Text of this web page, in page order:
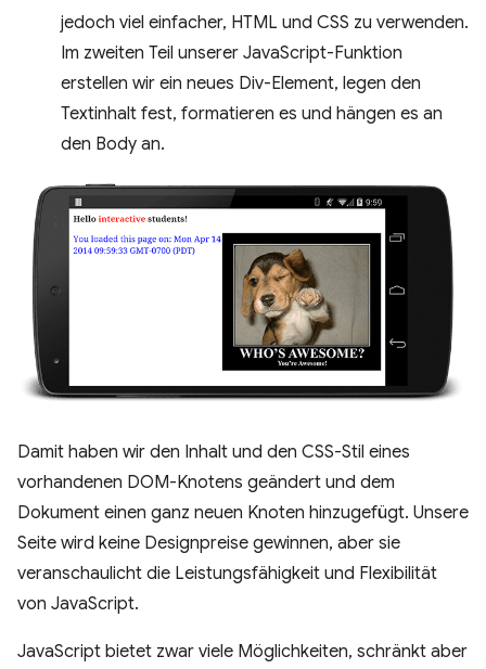
jedoch viel einfacher, HTML und CSS zu verwenden.
Im zweiten Teil unserer JavaScript-Funktion
erstellen wir ein neues Div-Element, legen den
Textinhalt fest, formatieren es und hängen es an
den Body an.
Damit haben wir den Inhalt und den CSS-Stil eines
vorhandenen DOM-Knotens geändert und dem
Dokument einen ganz neuen Knoten hinzugefügt. Unsere
Seite wird keine Designpreise gewinnen, aber sie
veranschaulicht die Leistungsfähigkeit und Flexibilität
von JavaScript.
JavaScript bietet zwar viele Möglichkeiten, schränkt aber